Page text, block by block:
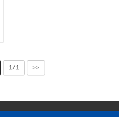
1/1 >>